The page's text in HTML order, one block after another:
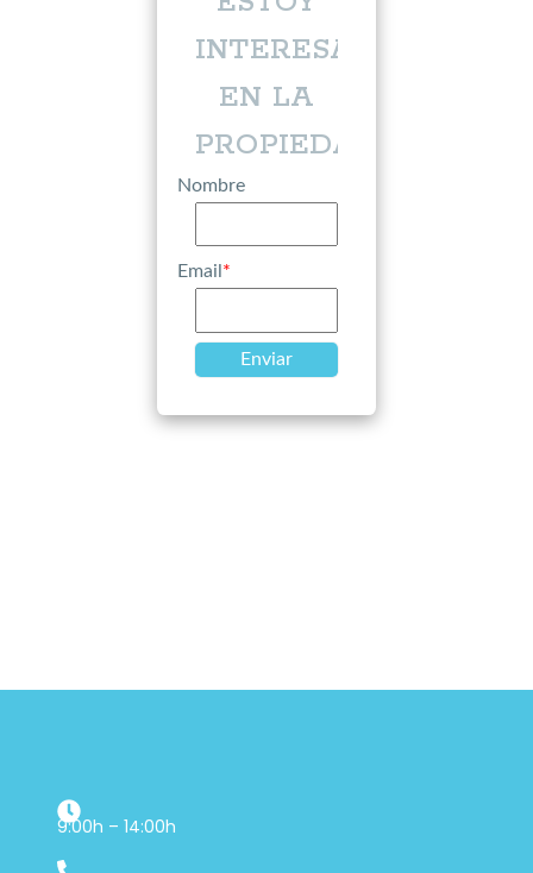
INTERESADO
EN LA
PROPIEDAD
Nombre
Email *
Enviar
9:00h – 14:00h